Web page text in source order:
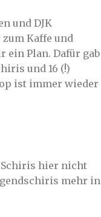
und DJK
Kaffe und
ein Plan. Dafür gab
und 16 (!)
ist immer wieder
Schiris hier nicht
mehr in